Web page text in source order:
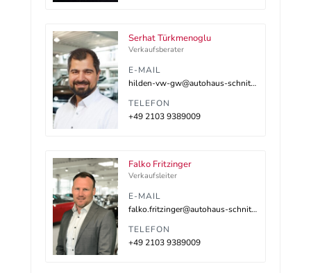
Serhat Türkmenoglu
Verkaufsberater
E-MAIL
hilden-vw-gw@autohaus-schnitzler.dealerdesk.de
TELEFON
+49 2103 9389009
Falko Fritzinger
Verkaufsleiter
E-MAIL
falko.fritzinger@autohaus-schnitzler.de
TELEFON
+49 2103 9389009